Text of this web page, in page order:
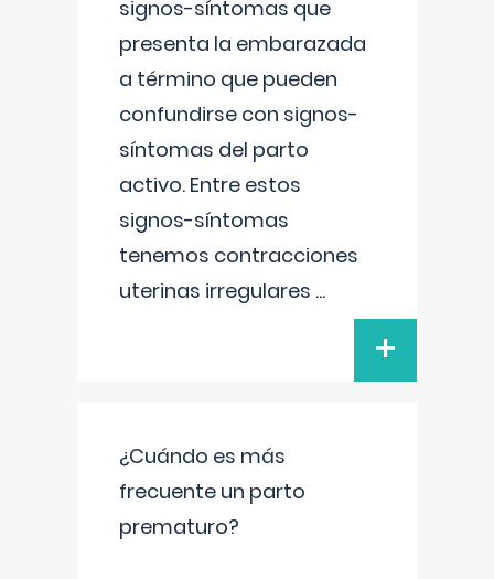
signos-síntomas que
presenta la embarazada
a término que pueden
confundirse con signos-
síntomas del parto
activo. Entre estos
signos-síntomas
tenemos contracciones
uterinas irregulares ...
+
¿Cuándo es más
frecuente un parto
prematuro?